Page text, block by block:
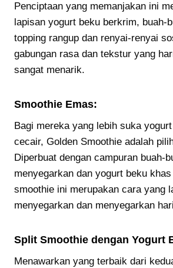
Penciptaan yang memanjakan ini
lapisan yogurt beku berkrim, buah-
topping rangup dan renyai-renyai
gabungan rasa dan tekstur yang
sangat menarik.
Smoothie Emas:
Bagi mereka yang lebih suka
cecair, Golden Smoothie adalah
Diperbuat dengan campuran buah-
menyegarkan dan yogurt beku
smoothie ini merupakan cara yang
menyegarkan dan menyegarkan
Split Smoothie dengan Yogurt
Menawarkan yang terbaik dari